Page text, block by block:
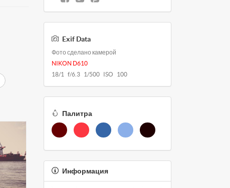
Exif Data
Фото сделано камерой
NIKON D610
18/1 f/6.3 1/500 ISO 100
Палитра
Информация